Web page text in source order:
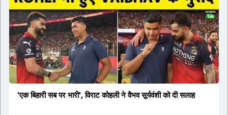
'एक बिहारी सब पर भारी', विराट कोहली ने वैभव सूर्यवंशी को दी सलाह